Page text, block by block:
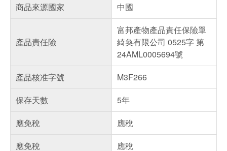
商品來源國家 中國
產品責任險
富邦產物產品責任保險單
綺奐有限公司 0525字 第
24AML0005694號
產品核准字號
M3F266
保存天數
5年
應免稅
應稅
應免稅
應稅